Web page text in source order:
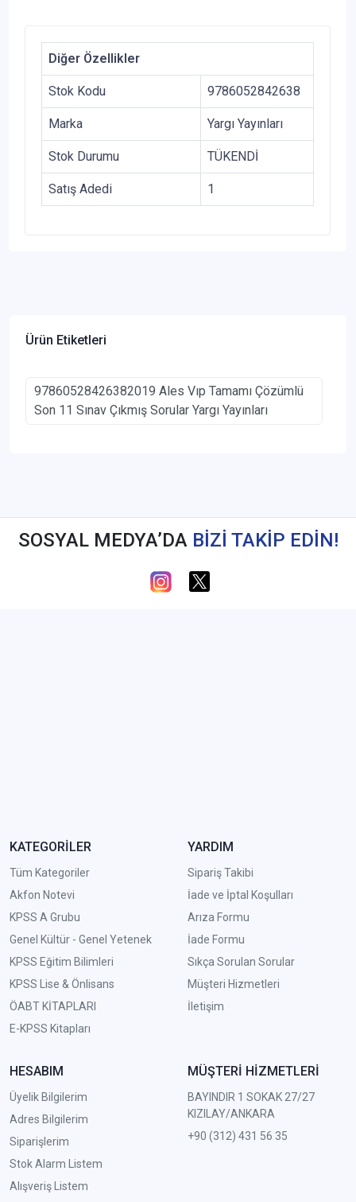
Diğer Özellikler
Stok Kodu 9786052842638
Marka Yargı Yayınları
Stok Durumu TÜKENDİ
Satış Adedi 1
Ürün Etiketleri
97860528426382019 Ales Vıp Tamamı Çözümlü
Son 11 Sınav Çıkmış Sorular Yargı Yayınları
SOSYAL MEDYA’DA BİZİ TAKİP EDİN!
KATEGORİLER
Tüm Kategoriler
Akfon Notevi
KPSS A Grubu
Genel Kültür - Genel Yetenek
KPSS Eğitim Bilimleri
KPSS Lise & Önlisans
ÖABT KİTAPLARI
E-KPSS Kitapları
YARDIM
Sipariş Takibi
İade ve İptal Koşulları
Arıza Formu
İade Formu
Sıkça Sorulan Sorular
Müşteri Hizmetleri
İletişim
HESABIM
Üyelik Bilgilerim
Adres Bilgilerim
Siparişlerim
Stok Alarm Listem
Alışveriş Listem
MÜŞTERİ HİZMETLERİ
BAYINDIR 1 SOKAK 27/27
KIZILAY/ANKARA
+90 (312) 431 56 35